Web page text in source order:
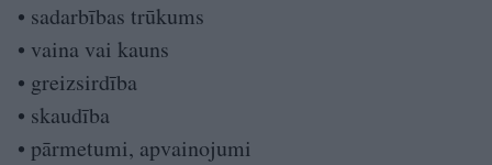
• sadarbības trūkums
• vaina vai kauns
• greizsirdība
• skaudība
• pārmetumi, apvainojumi